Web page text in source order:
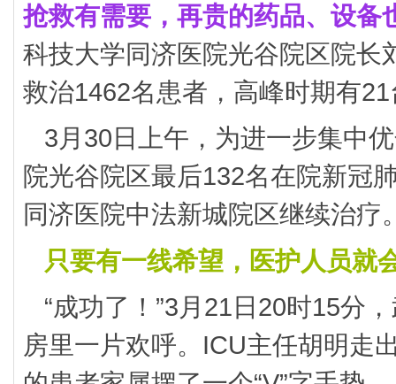
抢救有需要，再贵的药品、设备
科技大学同济医院光谷院区院长
救治1462名患者，高峰时期有
3月30日上午，为进一步集中
院光谷院区最后132名在院新冠
同济医院中法新城院区继续治疗
只要有一线希望，医护人员就
“成功了！”3月21日20时15分
房里一片欢呼。ICU主任胡明走